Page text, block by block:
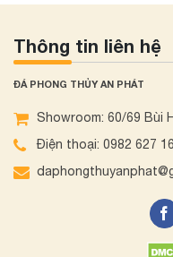
Thông tin liên hệ
ĐÁ PHONG THỦY AN PHÁT
Showroom: 60/69 Bùi
Điện thoại: 0982 627